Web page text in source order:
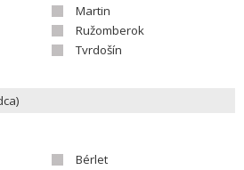
Martin
Ružomberok
Tvrdošín
Bérlet